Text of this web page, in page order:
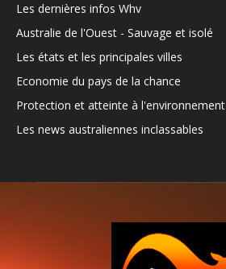
Les dernières infos Whv
Australie de l'Ouest - Sauvage et isolé
Les états et les principales villes
Economie du pays de la chance
Protection et atteinte à l'environnement
Les news australiennes inclassables